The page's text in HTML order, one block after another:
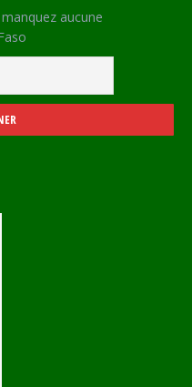
aucune